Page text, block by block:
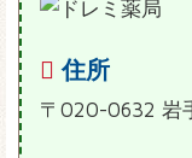
住所
〒020-0632 岩